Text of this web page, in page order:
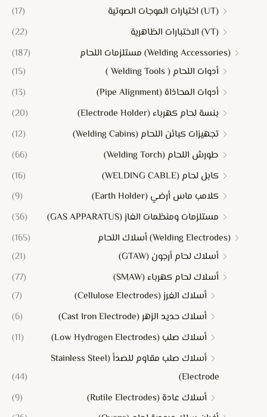
(UT) اختبارات الموجات الصوتية
(17)
(VT) الاختبارات الظاهرية
(22)
(Welding Accessories) مستلزمات اللحام
(187)
أدوات اللحام ( Welding Tools )
(15)
أدوات المحاذاة (Pipe Alignment)
(13)
بنسة لحام كهرباء (Electrode Holder)
(20)
تجهيزات كبائن اللحام (Welding Cabins)
(12)
طورش اللحام (Welding Torch)
(66)
كابل لحام (WELDING CABLE)
(16)
كلامب ماس أرضي (Earth Holder)
(9)
مستلزمات ومنظمات الغاز (GAS APPARATUS)
(36)
(Welding Electrodes) أسلاك اللحام
(165)
أسلاك لحام أرجون (GTAW)
(21)
أسلاك لحام كهرباء (SMAW)
(77)
أسلاك الغرز (Cellulose Electrodes)
(7)
أسلاك حديد الزهر (Cast Iron Electrode)
(6)
أسلاك صلب (Low Hydrogen Electrodes)
(11)
أسلاك صلب مقاوم للصدأ (Stainless Steel
Electrode)
(44)
أسلاك عادة (Rutile Electrodes)
(9)